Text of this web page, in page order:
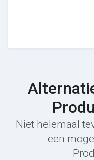
Niet helemaal
een